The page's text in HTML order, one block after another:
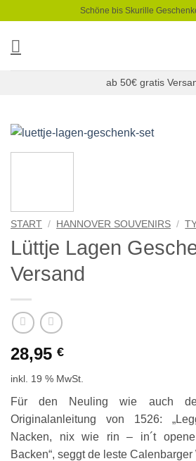
springen
Schöne bis Skurille
ab 50€ gratis
START / HANNOVER SOUVENIRS /
Lüttje Lagen
Versand
28,95 €
inkl. 19 % MwSt.
Für den Neuling wie auch
Originalanleitung von 1526:
Nacken, nix wie rin – in´t
Backen“, seggt de leste